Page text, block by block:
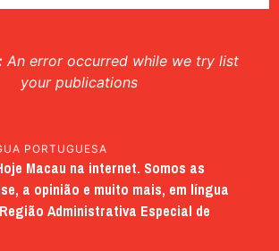
An error occurred while we try list
your publications
PORTUGUESA
Macau na internet. Somos as
a opinião e muito mais, em língua
Administrativa Especial de